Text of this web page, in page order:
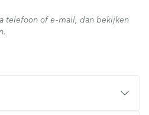
telefoon of e-mail, dan bekijken